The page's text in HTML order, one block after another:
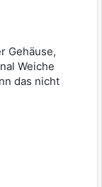
Gehäuse,
Weiche
das nicht